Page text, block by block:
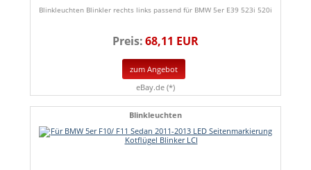
Blinkleuchten Blinkler rechts links passend für BMW 5er E39 523i 520i
Preis:68,11 EUR
zum Angebot
eBay.de (*)
Blinkleuchten